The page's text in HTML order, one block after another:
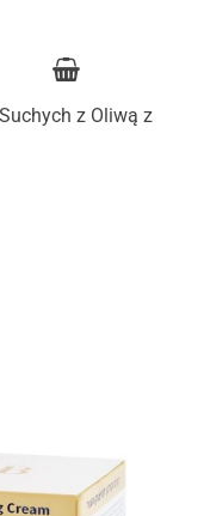
z Oliwą z